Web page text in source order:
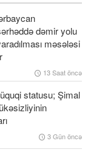
qəbul
bir sıra
seçilib
dəmir yolu
məsələsi
13 Saat öncə
statusu; Şimal
3 Gün öncə